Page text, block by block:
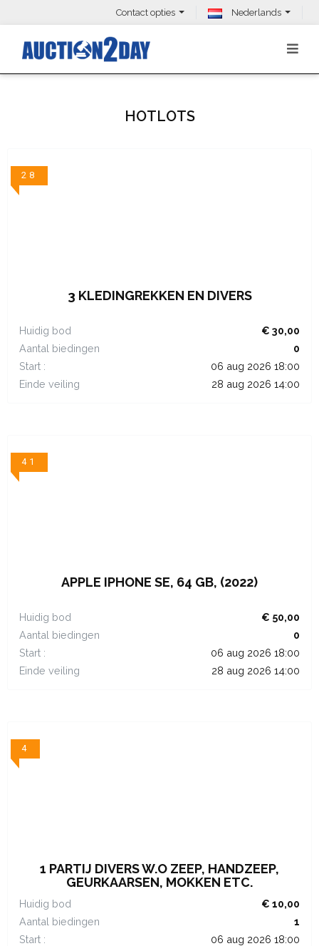
Contact opties Nederlands
HOTLOTS
28
3 KLEDINGREKKEN EN DIVERS
Huidig bod
€ 30,00
Aantal biedingen
0
Start :
06 aug 2026 18:00
Einde veiling
28 aug 2026 14:00
41
APPLE IPHONE SE, 64 GB, (2022)
Huidig bod
€ 50,00
Aantal biedingen
0
Start :
06 aug 2026 18:00
Einde veiling
28 aug 2026 14:00
4
1 PARTIJ DIVERS W.O ZEEP, HANDZEEP,
GEURKAARSEN, MOKKEN ETC.
Huidig bod
€ 10,00
Aantal biedingen
1
Start :
06 aug 2026 18:00